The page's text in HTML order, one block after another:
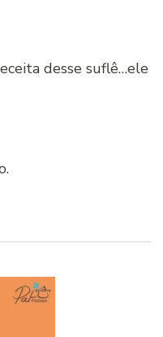
desse suflê…ele